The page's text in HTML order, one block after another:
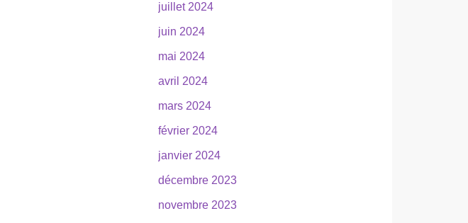
juillet 2024
juin 2024
mai 2024
avril 2024
mars 2024
février 2024
janvier 2024
décembre 2023
novembre 2023